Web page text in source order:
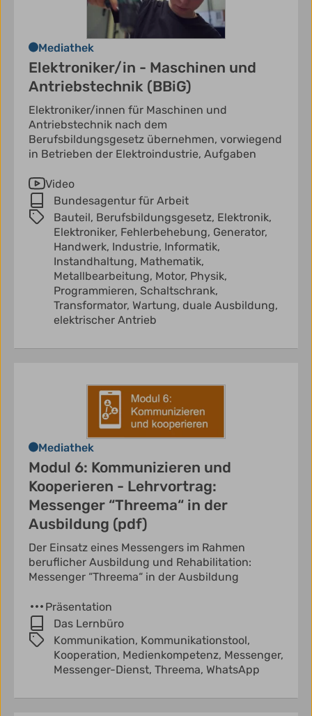
Mediathek
Elektroniker/in - Maschinen und
Antriebstechnik (BBiG)
Elektroniker/innen für Maschinen und
Antriebstechnik nach dem
Berufsbildungsgesetz übernehmen, vorwiegend
in Betrieben der Elektroindustrie, Aufgaben
Video
Bundesagentur für Arbeit
Bauteil, Berufsbildungsgesetz, Elektronik,
Elektroniker, Fehlerbehebung, Generator,
Handwerk, Industrie, Informatik,
Instandhaltung, Mathematik,
Metallbearbeitung, Motor, Physik,
Programmieren, Schaltschrank,
Transformator, Wartung, duale Ausbildung,
elektrischer Antrieb
Mediathek
Modul 6: Kommunizieren und
Kooperieren - Lehrvortrag:
Messenger “Threema“ in der
Ausbildung (pdf)
Der Einsatz eines Messengers im Rahmen
beruflicher Ausbildung und Rehabilitation:
Messenger “Threema“ in der Ausbildung
Präsentation
Das Lernbüro
Kommunikation, Kommunikationstool,
Kooperation, Medienkompetenz, Messenger,
Messenger-Dienst, Threema, WhatsApp